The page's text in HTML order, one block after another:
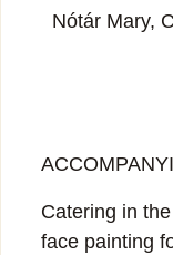
Nótár Mary,
After
Catering in
face painting